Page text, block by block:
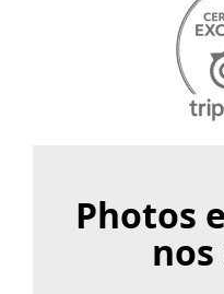
Photos